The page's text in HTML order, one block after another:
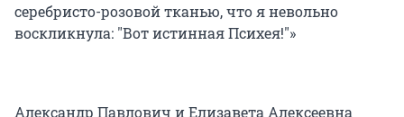
серебристо-розовой тканью, что я невольно
воскликнула: "Вот истинная Психея!"»
Александр Павлович и Елизавета Алексеевна